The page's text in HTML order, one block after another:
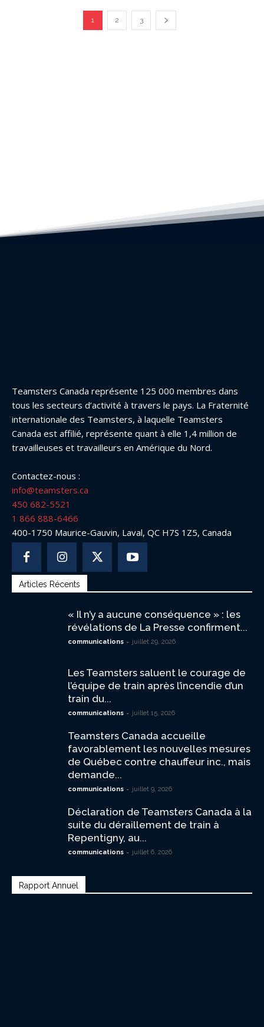
1 2 3
Teamsters Canada représente 125 000 membres dans
tous les secteurs d’activité à travers le pays. La Fraternité
internationale des Teamsters, à laquelle Teamsters
Canada est affilié, représente quant à elle 1,4 million de
travailleuses et travailleurs en Amérique du Nord.
Contactez-nous :
info@teamsters.ca
450 682-5521
1 866 888-6466
400-1750 Maurice-Gauvin, Laval, QC H7S 1Z5, Canada
Articles Récents
« Il n’y a aucune conséquence » : les
révélations de La Presse confirment...
communications - juillet 29, 2026
Les Teamsters saluent le courage de
l’équipe de train après l’incendie d’un
train du...
communications - juillet 15, 2026
Teamsters Canada accueille
favorablement les nouvelles mesures
de Québec contre chauffeur inc., mais
demande...
communications - juillet 9, 2026
Déclaration de Teamsters Canada à la
suite du déraillement de train à
Repentigny, au...
communications - juillet 6, 2026
Rapport Annuel